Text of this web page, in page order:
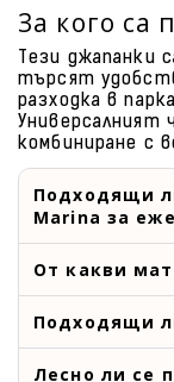
За кого са
Тези джапанки
търсят
разходка в
Универсалният
комбиниране с
Подходящи
Marina за
От какви
Подходящи
Лесно ли се